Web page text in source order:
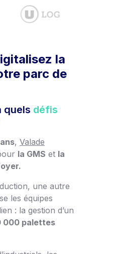
la
parc de
quels défis
, Valade
la GMS et la
une autre
les équipes
: la gestion d’un
000 palettes